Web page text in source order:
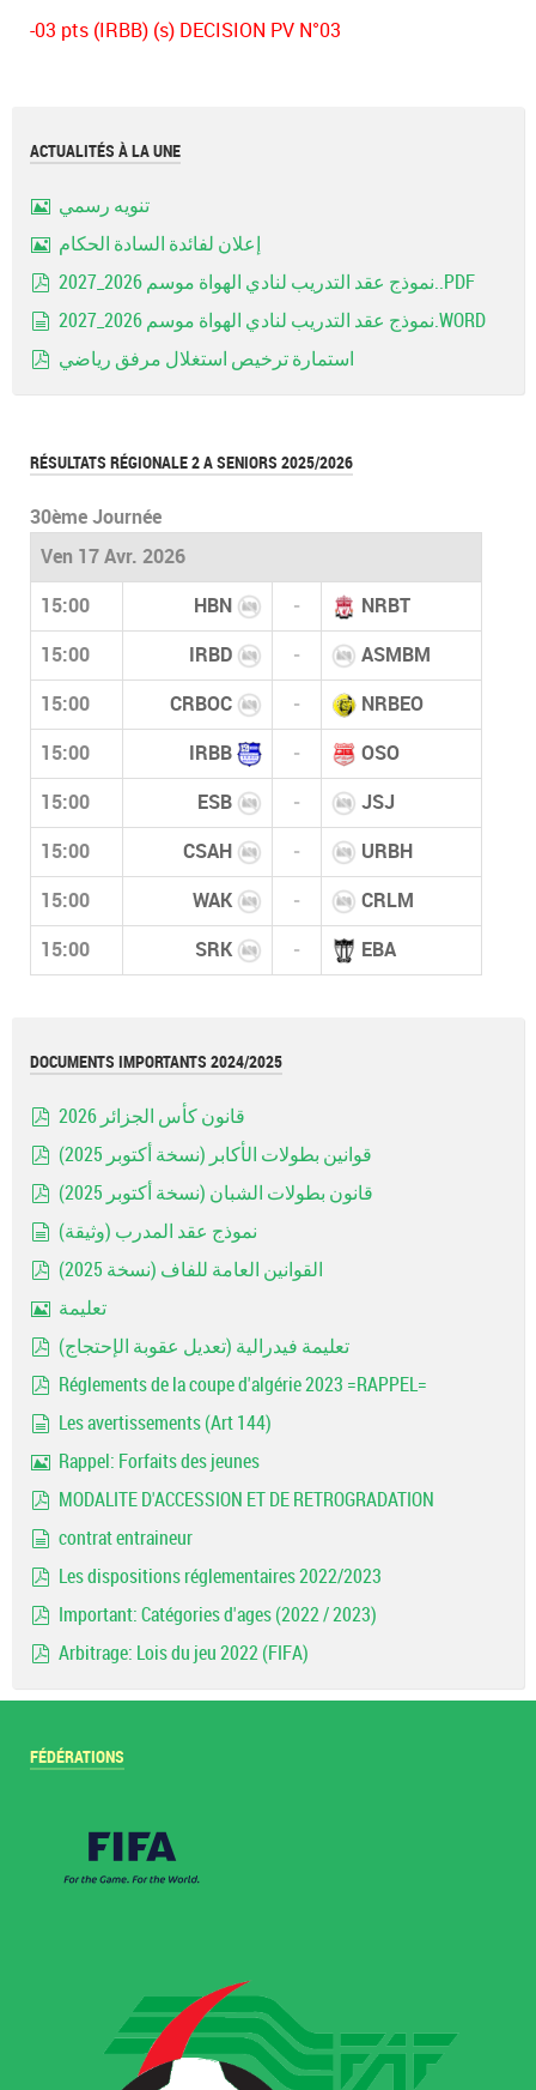
-03 pts (IRBB) (s) DECISION PV N°03
ACTUALITÉS À LA UNE
تنويه رسمي
إعلان لفائدة السادة الحكام
نموذج عقد التدريب لنادي الهواة موسم 2026_2027..PDF
نموذج عقد التدريب لنادي الهواة موسم 2026_2027.WORD
استمارة ترخيص استغلال مرفق رياضي
RÉSULTATS RÉGIONALE 2 A SENIORS 2025/2026
30ème Journée
Ven 17 Avr. 2026
15:00 HBN - NRBT
15:00 IRBD - ASMBM
15:00 CRBOC - NRBEO
15:00 IRBB - OSO
15:00 ESB - JSJ
15:00 CSAH - URBH
15:00 WAK - CRLM
15:00 SRK - EBA
DOCUMENTS IMPORTANTS 2024/2025
قانون كأس الجزائر 2026
قوانين بطولات الأكابر (نسخة أكتوبر 2025)
قانون بطولات الشبان (نسخة أكتوبر 2025)
نموذج عقد المدرب (وثيقة)
القوانين العامة للفاف (نسخة 2025)
تعليمة
تعليمة فيدرالية (تعديل عقوبة الإحتجاج)
Réglements de la coupe d'algérie 2023 =RAPPEL=
Les avertissements (Art 144)
Rappel: Forfaits des jeunes
MODALITE D'ACCESSION ET DE RETROGRADATION
contrat entraineur
Les dispositions réglementaires 2022/2023
Important: Catégories d'ages (2022 / 2023)
Arbitrage: Lois du jeu 2022 (FIFA)
FÉDÉRATIONS